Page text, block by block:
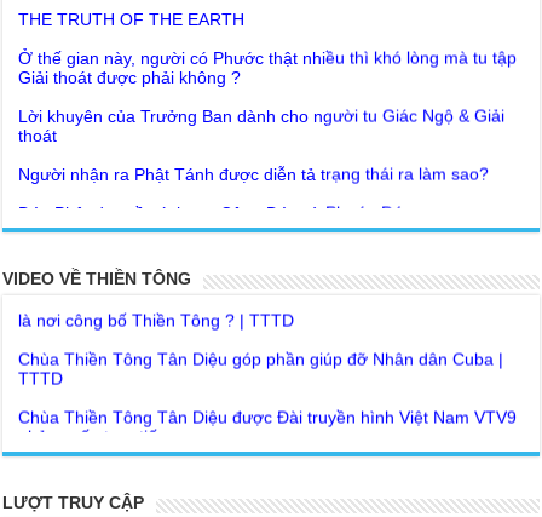
Giải thoát được phải không ?
Lời khuyên của Trưởng Ban dành cho người tu Giác Ngộ & Giải
thoát
Người nhận ra Phật Tánh được diễn tả trạng thái ra làm sao?
Như Lai dạy về Lời kỉnh nguyện trước khi ăn cơm
Bất lập văn tự, Giáo ngoại biệt truyền
Như Lai Thanh Tịnh Thiền, Thiền Tông và Tổ Sư thiền là sao?
Yếu chỉ Thiền tông, Bí mật Thiền tông là sao?
Đức Phật Hoàng Trần Nhân Tông dạy con trong buổi lễ truyền
VIDEO VỀ THIỀN TÔNG
Giải đáp Thiền tông P19 - Ma Vương là ai? Cha để đức cho con?
Khoa học bế tắc về tìm nguồn gốc sự sống con người. Thầy
Giải đáp Thiền tông P18 – Cõi vô sanh ở đâu? Tại sao Việt Nam
TTTD
Chùa Thiền Tông Tân Diệu được Đài truyền hình Việt Nam VTV9
phỏng vấn trực tiếp
Chùa Thiền Tông Tân Diệu - Phóng sự "Gieo duyên giữa mùa lũ"
| TTTD
người dân vùng lũ | TTTD
LƯỢT TRUY CẬP